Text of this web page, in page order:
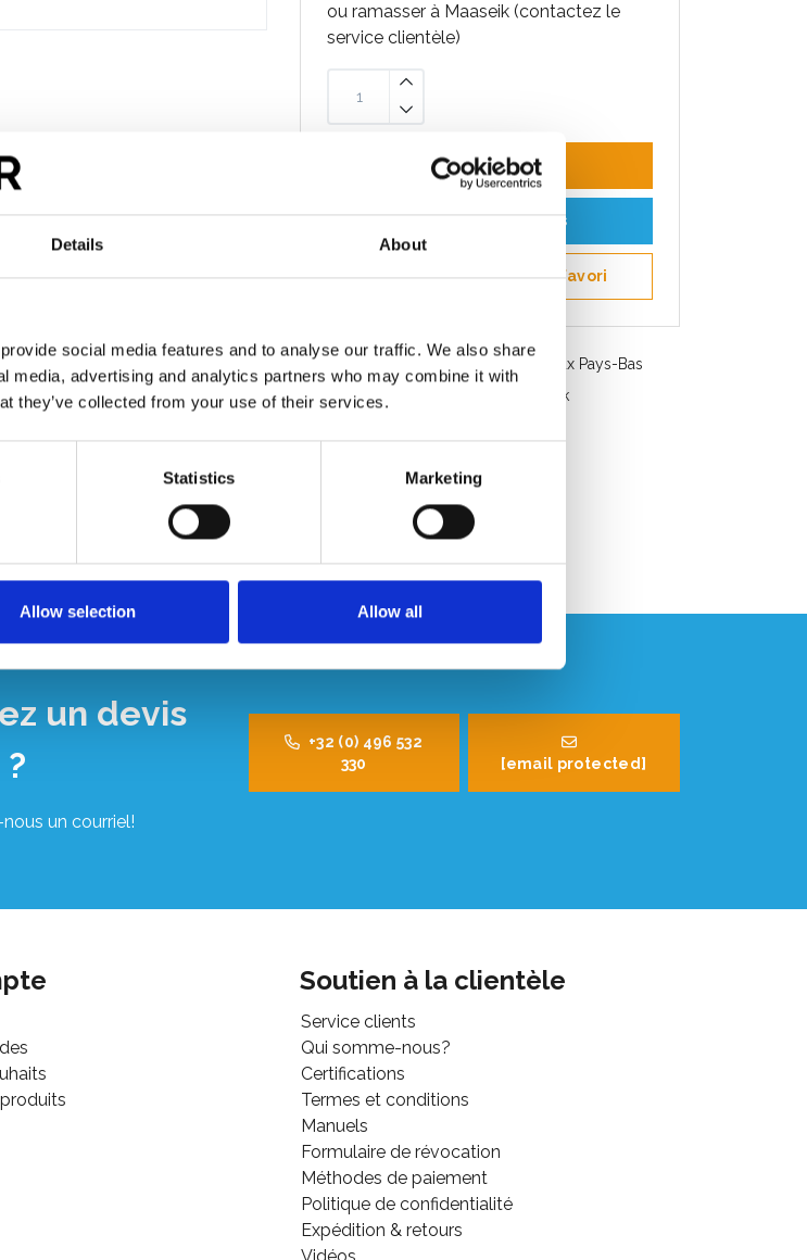
Details About
social media features and to analyse our traffic. We also share
media, advertising and analytics partners who may combine it with
they’ve collected from your use of their services.
Statistics Marketing
Allow selection Allow all
ou ramasser à Maaseik (contactez le
service clientèle)
Ajouter au panier
Ajouter au devis
Enregistrer comme favori
Livraison gratuite en Belgique et aux Pays-Bas
Service rapide. Disponible en stock
revêtement anti-salissures.
de l'escabeau professionnel
à un système de charnières
à un usage professionnel intensif
un devis
un courriel!
+32 (0) 496 532
330
[email protected]
Soutien à la clientèle
Service clients
Qui somme-nous?
Certifications
Termes et conditions
Manuels
Formulaire de révocation
Méthodes de paiement
Politique de confidentialité
Expédition & retours